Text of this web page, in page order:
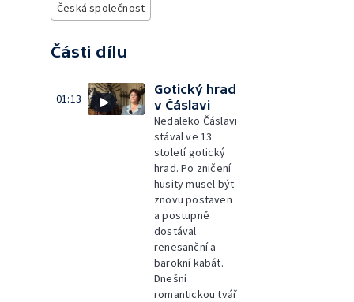
Česká společnost
Části dílu
01:13
Gotický hrad
v Čáslavi
Nedaleko Čáslavi
stával ve 13.
století gotický
hrad. Po zničení
husity musel být
znovu postaven
a postupně
dostával
renesanční a
barokní kabát.
Dnešní
romantickou tvář